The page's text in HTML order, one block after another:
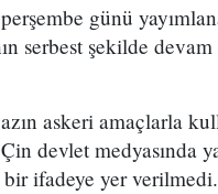
günü
serbest şekilde
askeri amaçlarla
devlet medyasında
ifadeye yer verilmedi.